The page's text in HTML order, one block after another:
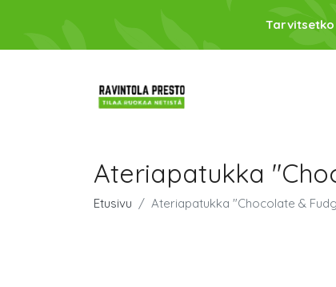
Tarvitsetko
Ateriapatukka
Etusivu Ateriapatukka "Chocolate &